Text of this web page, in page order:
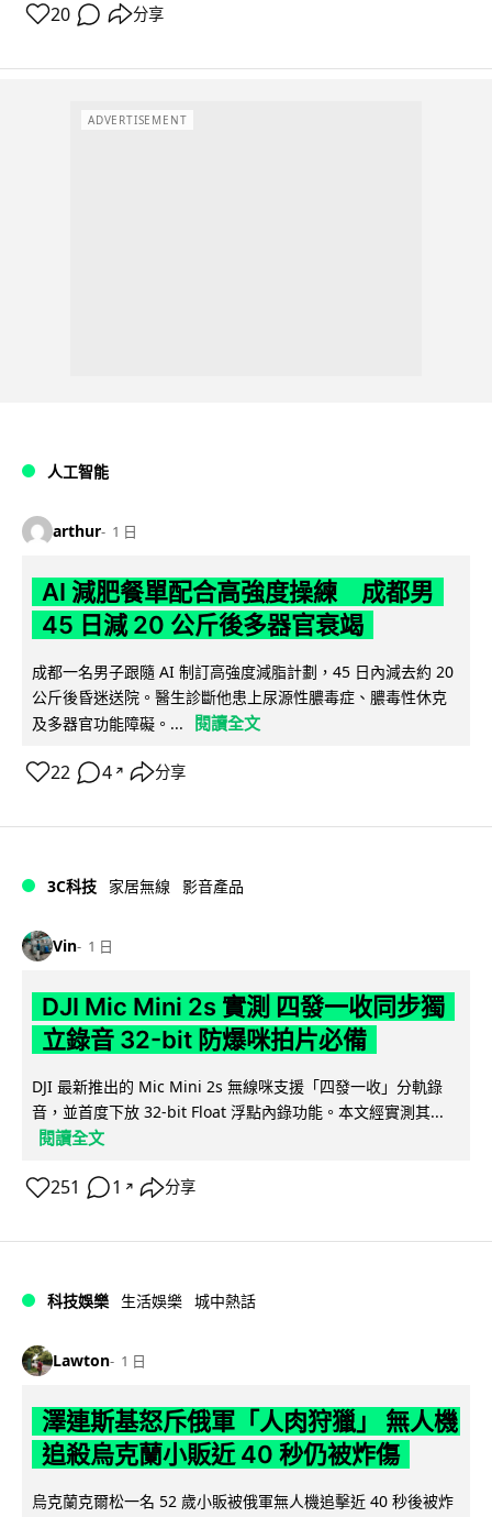
20 分享
ADVERTISEMENT
人工智能
arthur 1 日
AI 減肥餐單配合高強度操練 成都男
45 日減 20 公斤後多器官衰竭
成都一名男子跟隨 AI 制訂高強度減脂計劃，45 日內減去約 20
公斤後昏迷送院。醫生診斷他患上尿源性膿毒症、膿毒性休克
及多器官功能障礙。...
閱讀全文
22 4 ↗ 分享
3C科技 家居無線 影音產品
Vin 1 日
DJI Mic Mini 2s 實測 四發一收同步獨
立錄音 32-bit 防爆咪拍片必備
DJI 最新推出的 Mic Mini 2s 無線咪支援「四發一收」分軌錄
音，並首度下放 32-bit Float 浮點內錄功能。本文經實測其...
閱讀全文
251 1 ↗ 分享
科技娛樂 生活娛樂 城中熱話
Lawton 1 日
澤連斯基怒斥俄軍「人肉狩獵」 無人機
追殺烏克蘭小販近 40 秒仍被炸傷
烏克蘭克爾松一名 52 歲小販被俄軍無人機追擊近 40 秒後被炸